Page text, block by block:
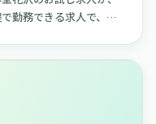
勤務できる求人で、ご